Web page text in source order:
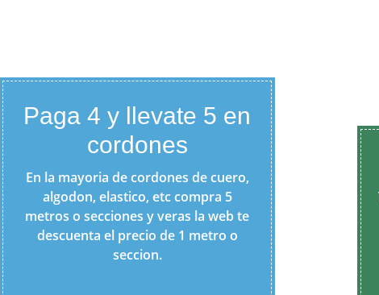
Paga 4 y llevate 5 en
cordones
En la mayoria de cordones de cuero,
algodon, elastico, etc compra 5
metros o secciones y veras la web te
descuenta el precio de 1 metro o
seccion.